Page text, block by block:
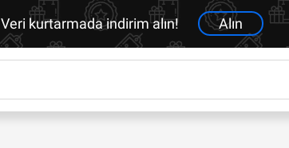
Veri kurtarmada indirim alın! Alın